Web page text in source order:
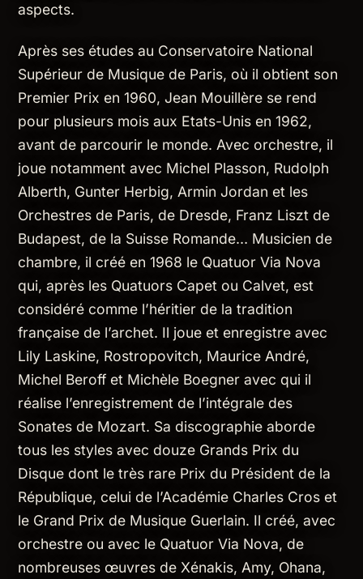
aspects.
Après ses études au Conservatoire National
Supérieur de Musique de Paris, où il obtient son
Premier Prix en 1960, Jean Mouillère se rend
pour plusieurs mois aux Etats-Unis en 1962,
avant de parcourir le monde. Avec orchestre, il
joue notamment avec Michel Plasson, Rudolph
Alberth, Gunter Herbig, Armin Jordan et les
Orchestres de Paris, de Dresde, Franz Liszt de
Budapest, de la Suisse Romande… Musicien de
chambre, il créé en 1968 le Quatuor Via Nova
qui, après les Quatuors Capet ou Calvet, est
considéré comme l’héritier de la tradition
française de l’archet. Il joue et enregistre avec
Lily Laskine, Rostropovitch, Maurice André,
Michel Beroff et Michèle Boegner avec qui il
réalise l’enregistrement de l’intégrale des
Sonates de Mozart. Sa discographie aborde
tous les styles avec douze Grands Prix du
Disque dont le très rare Prix du Président de la
République, celui de l’Académie Charles Cros et
le Grand Prix de Musique Guerlain. Il créé, avec
orchestre ou avec le Quatuor Via Nova, de
nombreuses œuvres de Xénakis, Amy, Ohana,